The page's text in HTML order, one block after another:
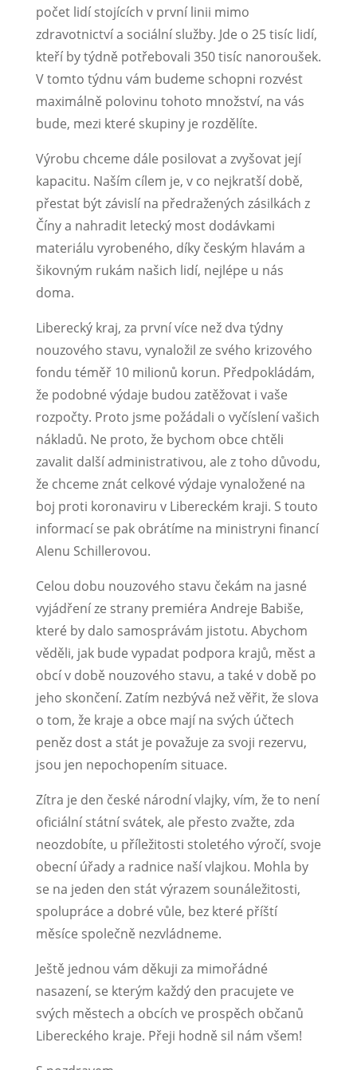
počet lidí stojících v první linii mimo
zdravotnictví a sociální služby. Jde o 25 tisíc lidí,
kteří by týdně potřebovali 350 tisíc nanoroušek.
V tomto týdnu vám budeme schopni rozvést
maximálně polovinu tohoto množství, na vás
bude, mezi které skupiny je rozdělíte.
Výrobu chceme dále posilovat a zvyšovat její
kapacitu. Naším cílem je, v co nejkratší době,
přestat být závislí na předražených zásilkách z
Číny a nahradit letecký most dodávkami
materiálu vyrobeného, díky českým hlavám a
šikovným rukám našich lidí, nejlépe u nás
doma.
Liberecký kraj, za první více než dva týdny
nouzového stavu, vynaložil ze svého krizového
fondu téměř 10 milionů korun. Předpokládám,
že podobné výdaje budou zatěžovat i vaše
rozpočty. Proto jsme požádali o vyčíslení vašich
nákladů. Ne proto, že bychom obce chtěli
zavalit další administrativou, ale z toho důvodu,
že chceme znát celkové výdaje vynaložené na
boj proti koronaviru v Libereckém kraji. S touto
informací se pak obrátíme na ministryni financí
Alenu Schillerovou.
Celou dobu nouzového stavu čekám na jasné
vyjádření ze strany premiéra Andreje Babiše,
které by dalo samosprávám jistotu. Abychom
věděli, jak bude vypadat podpora krajů, měst a
obcí v době nouzového stavu, a také v době po
jeho skončení. Zatím nezbývá než věřit, že slova
o tom, že kraje a obce mají na svých účtech
peněz dost a stát je považuje za svoji rezervu,
jsou jen nepochopením situace.
Zítra je den české národní vlajky, vím, že to není
oficiální státní svátek, ale přesto zvažte, zda
neozdobíte, u příležitosti stoletého výročí, svoje
obecní úřady a radnice naší vlajkou. Mohla by
se na jeden den stát výrazem sounáležitosti,
spolupráce a dobré vůle, bez které příští
měsíce společně nezvládneme.
Ještě jednou vám děkuji za mimořádné
nasazení, se kterým každý den pracujete ve
svých městech a obcích ve prospěch občanů
Libereckého kraje. Přeji hodně sil nám všem!